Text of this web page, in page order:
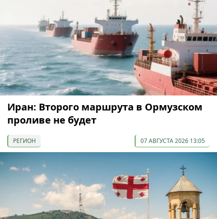
Иран: Второго маршрута в Ормузском
проливе не будет
РЕГИОН 07 АВГУСТА 2026 13:05